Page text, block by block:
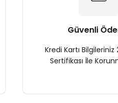
Güvenli
Kredi Kartı Bilgileriniz
Sertifikası İle